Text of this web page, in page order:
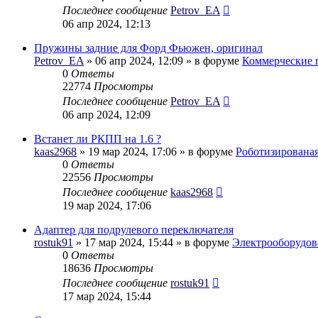
Последнее сообщение Petrov_EA
06 апр 2024, 12:13
Пружины задние для Форд Фьюжен, оригинал
Petrov_EA » 06 апр 2024, 12:09 » в форуме Коммерческие
0 Ответы
22774 Просмотры
Последнее сообщение Petrov_EA
06 апр 2024, 12:09
Встанет ли РКПП на 1.6 ?
kaas2968 » 19 мар 2024, 17:06 » в форуме
0 Ответы
22556 Просмотры
Последнее сообщение kaas2968
19 мар 2024, 17:06
Адаптер для подрулевого переключателя
rostuk91 » 17 мар 2024, 15:44 » в форуме
0 Ответы
18636 Просмотры
Последнее сообщение rostuk91
17 мар 2024, 15:44